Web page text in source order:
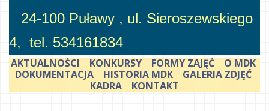
24-100 Puławy , ul. Sieroszewskiego
4, tel. 534161834
AKTUALNOŚCI KONKURSY FORMY ZAJĘĆ
O MDK
DOKUMENTACJA
HISTORIA MDK
GALERIA ZDJĘĆ
KADRA
KONTAKT